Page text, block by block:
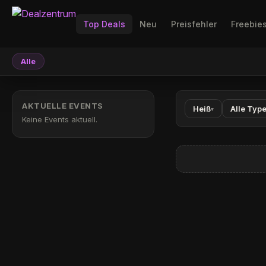
Top Deals Neu Preisfehler
Alle
AKTUELLE EVENTS
Keine Events aktuell.
Heiß▾ Alle